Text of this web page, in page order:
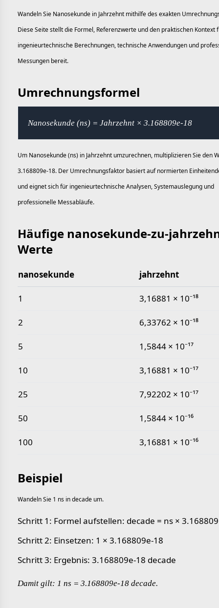
Wandeln Sie Nanosekunde in Jahrzehnt mithilfe des exakten
Diese Seite stellt die Formel, Referenzwerte und den praktischen Kontext
ingenieurtechnische Berechnungen, technische Anwendungen und
Messungen bereit.
Umrechnungsformel
Nanosekunde (ns) = Jahrzehnt × 3.168809e-18
Um Nanosekunde (ns) in Jahrzehnt umzurechnen, multiplizieren Sie den
3.168809e-18. Der Umrechnungsfaktor basiert auf normierten
und eignet sich für ingenieurtechnische Analysen, Systemauslegung und
professionelle Messabläufe.
Häufige nanosekunde-zu-
Werte
Häufige nanosekunde-zu-jahrzehnt-Werte
nanosekunde jahrzehnt
1 3,16881 × 10⁻¹⁸
2 6,33762 × 10⁻¹⁸
5 1,5844 × 10⁻¹⁷
10 3,16881 × 10⁻¹⁷
25 7,92202 × 10⁻¹⁷
50 1,5844 × 10⁻¹⁶
100 3,16881 × 10⁻¹⁶
Beispiel
Wandeln Sie 1 ns in decade um.
Schritt 1: Formel aufstellen: decade = ns ×
Schritt 2: Einsetzen: 1 × 3.168809e-18
Schritt 3: Ergebnis: 3.168809e-18 decade
Damit gilt: 1 ns = 3.168809e-18 decade.